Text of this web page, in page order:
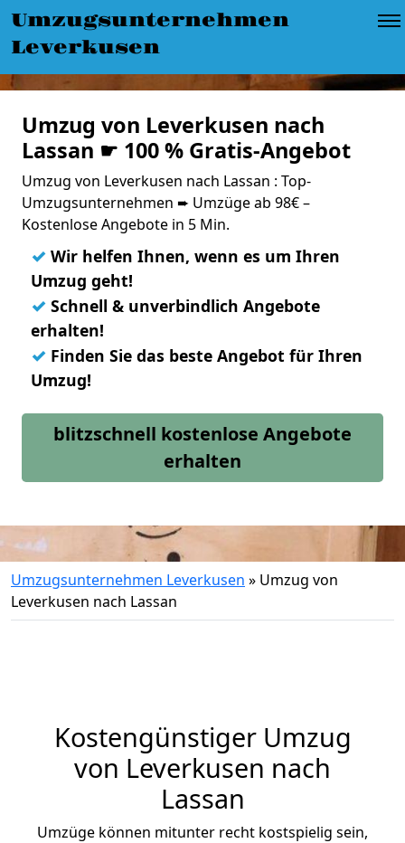
Umzugsunternehmen
Leverkusen
Umzug von Leverkusen nach
Lassan ☛ 100 % Gratis-Angebot
Umzug von Leverkusen nach Lassan : Top-
Umzugsunternehmen ➨ Umzüge ab 98€ –
Kostenlose Angebote in 5 Min.
✓ Wir helfen Ihnen, wenn es um Ihren
Umzug geht!
✓ Schnell & unverbindlich Angebote
erhalten!
✓ Finden Sie das beste Angebot für Ihren
Umzug!
blitzschnell kostenlose Angebote
erhalten
Umzugsunternehmen Leverkusen » Umzug von
Leverkusen nach Lassan
Kostengünstiger Umzug
von Leverkusen nach
Lassan
Umzüge können mitunter recht kostspielig sein,